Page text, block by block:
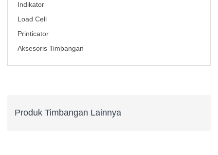
Indikator
Load Cell
Printicator
Aksesoris Timbangan
Produk Timbangan Lainnya